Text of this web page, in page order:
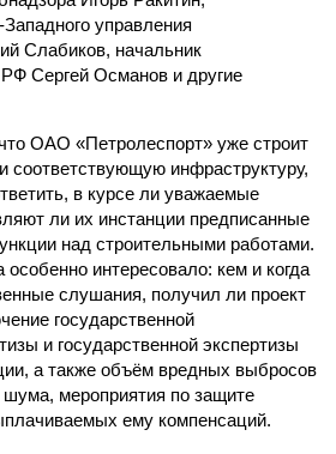
управления
Слабиков, начальник
РФ Сергей Османов и другие
ОАО «Петролеспорт» уже строит
соответствующую инфраструктуру,
в курсе ли уважаемые
ли их инстанции предписанные
над строительными работами.
интересовало: кем и когда
слушания, получил ли проект
государственной
и государственной экспертизы
а также объём вредных выбросов
мероприятия по защите
ему компенсаций.